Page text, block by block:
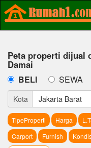
Peta properti dijual
Damai
BELI SEWA
Kota Jakarta Barat
TipeProperti Harga
Carport
Furnish